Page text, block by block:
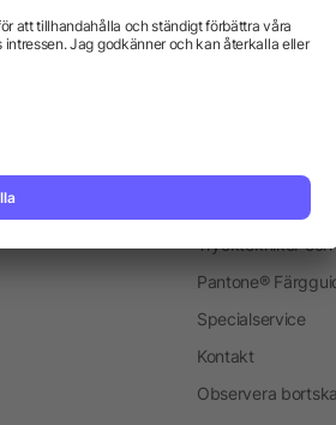
Expressleverans
Trycktekniker
Pantone®
Specialservice
Kontakt
Observera